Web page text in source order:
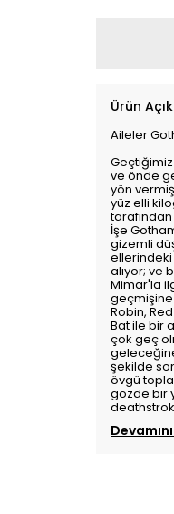
Ürün
Aileler
Geçtiğimiz
ve önde
yön
yüz elli
İşe
gizemli
ellerindeki
alıyor; ve
Mimar'la
geçmişine
Robin,
Bat ile bir
çok geç
şekilde
övgü
gözde bir